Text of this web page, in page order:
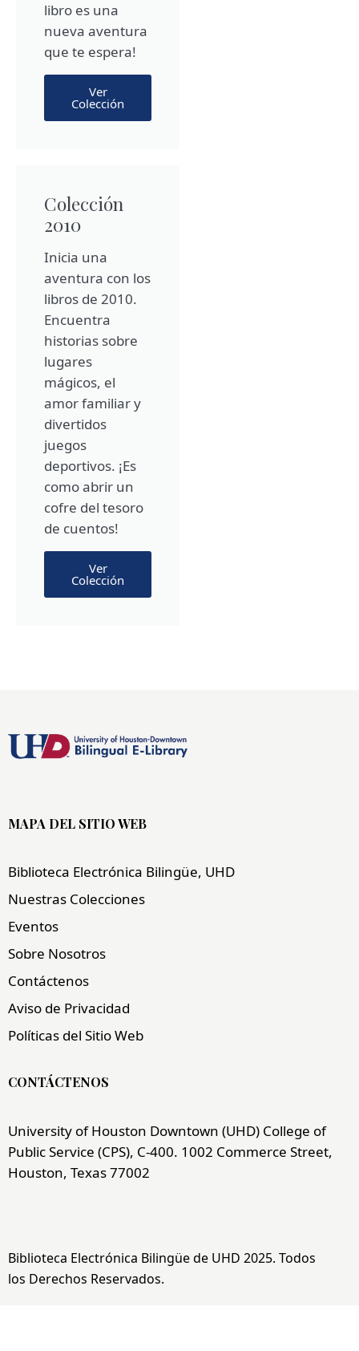
libro es una
nueva aventura
que te espera!
Ver
Colección
Colección
2010
Inicia una
aventura con los
libros de 2010.
Encuentra
historias sobre
lugares
mágicos, el
amor familiar y
divertidos
juegos
deportivos. ¡Es
como abrir un
cofre del tesoro
de cuentos!
Ver
Colección
MAPA DEL SITIO WEB
Biblioteca Electrónica Bilingüe, UHD
Nuestras Colecciones
Eventos
Sobre Nosotros
Contáctenos
Aviso de Privacidad
Políticas del Sitio Web
CONTÁCTENOS
University of Houston Downtown (UHD) College of
Public Service (CPS), C-400. 1002 Commerce Street,
Houston, Texas 77002
Biblioteca Electrónica Bilingüe de UHD 2025. Todos
los Derechos Reservados.